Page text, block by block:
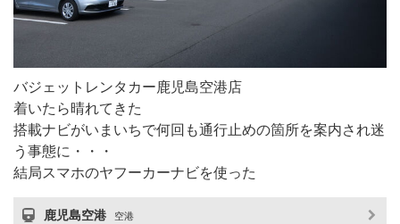
バジェットレンタカー鹿児島空港店
着いたら晴れてきた
搭載ナビがいまいちで何回も通行止めの箇所を案内され迷
う事態に・・・
結局スマホのヤフーカーナビを使った
鹿児島空港 空港